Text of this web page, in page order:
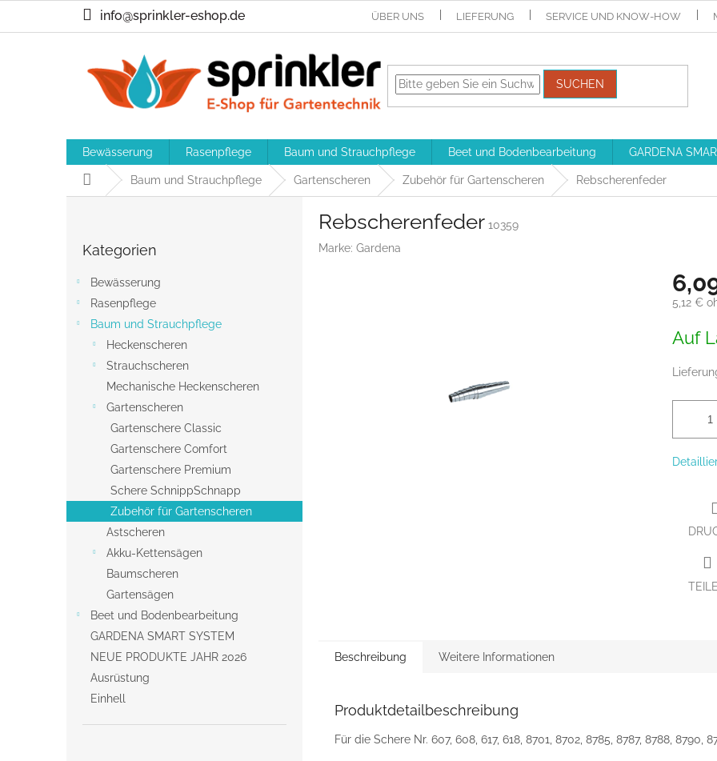
springen
info@sprinkler-eshop.de ÜBER UNS LIEFERUNG SERVICE UND KNOW-HOW
SUCHEN
Bewässerung Rasenpflege Baum und Strauchpflege Beet und Bodenbearbeitung GARDENA
StartseiteBaum und Strauchpflege Gartenscheren Zubehör für Gartenscheren Rebscherenfeder
überspringen
Kategorien
Bewässerung
Rasenpflege
Baum und Strauchpflege
Heckenscheren
Strauchscheren
Mechanische Heckenscheren
Gartenscheren
Gartenschere Classic
Gartenschere Comfort
Gartenschere Premium
Schere SchnippSchnapp
Zubehör für Gartenscheren
Astscheren
Akku-Kettensägen
Baumscheren
Gartensägen
Beet und Bodenbearbeitung
GARDENA SMART SYSTEM
NEUE PRODUKTE JAHR 2026
Ausrüstung
Einhell
Rebscherenfeder 10359
Marke: Gardena
5,12 €
Auf
Beschreibung Weitere Informationen
Produktdetailbeschreibung
Für die Schere Nr. 607, 608, 617, 618, 8701, 8702, 8785, 8787, 8788, 8790,